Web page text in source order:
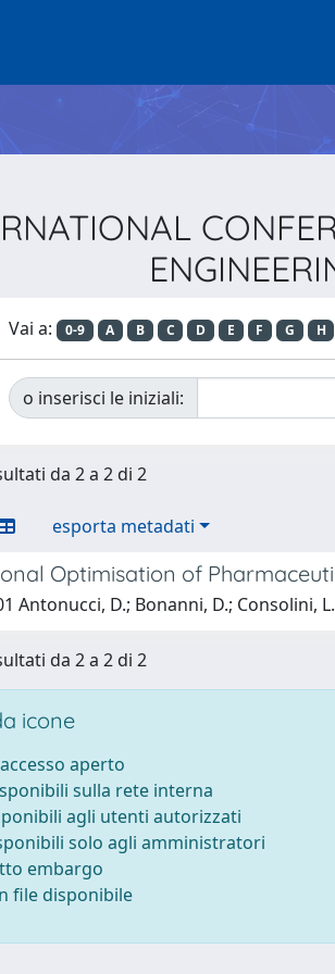
Vai a: 0-9 A B C D E F G H
o inserisci le iniziali:
da 2 a 2 di 2
esporta metadati
Optimisation of
Antonucci, D.; Bonanni, D.; Consolini,
da 2 a 2 di 2
icone
aperto
sulla rete interna
agli utenti autorizzati
solo agli amministratori
embargo
file disponibile